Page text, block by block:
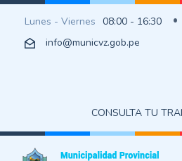
Lunes - Viernes 08:00 - 16:30
info@municvz.gob.pe
CONSULTA TU